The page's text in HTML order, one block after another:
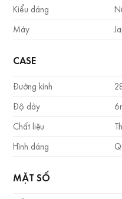
Kiểu dáng
Máy
CASE
Đường kính
Độ dày
Chất liệu
Hình dáng
MẶT SỐ